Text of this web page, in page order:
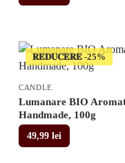
𝐑𝐄𝐃𝐔𝐂𝐄𝐑𝐄
CANDLE
Lumanare BIO
Handmade, 100g
49,99 lei